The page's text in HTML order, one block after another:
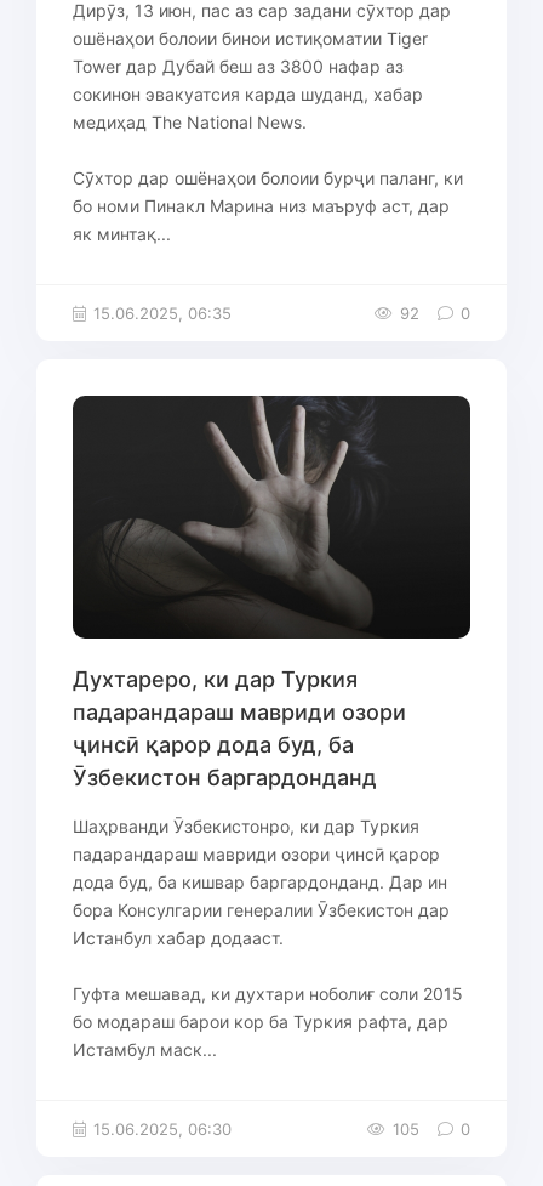
Дирӯз, 13 июн, пас аз сар задани сӯхтор дар
ошёнаҳои болоии бинои истиқоматии Tiger
Tower дар Дубай беш аз 3800 нафар аз
сокинон эвакуатсия карда шуданд, хабар
медиҳад The ​​National News.
Сӯхтор дар ошёнаҳои болоии бурҷи паланг, ки
бо номи Пинакл Марина низ маъруф аст, дар
як минтақ...
15.06.2025, 06:35 92 0
Духтареро, ки дар Туркия
падарандараш мавриди озори
ҷинсӣ қарор дода буд, ба
Ӯзбекистон баргардонданд
Шаҳрванди Ӯзбекистонро, ки дар Туркия
падарандараш мавриди озори ҷинсӣ қарор
дода буд, ба кишвар баргардонданд. Дар ин
бора Консулгарии генералии Ӯзбекистон дар
Истанбул хабар додааст.
Гуфта мешавад, ки духтари ноболиғ соли 2015
бо модараш барои кор ба Туркия рафта, дар
Истамбул маск...
15.06.2025, 06:30 105 0